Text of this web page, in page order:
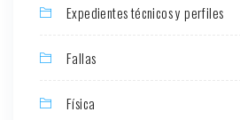
Expedientes técnicos y perfiles
Fallas
Física